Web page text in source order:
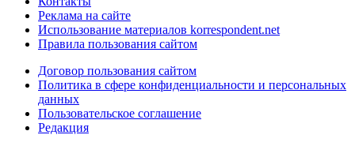
Реклама на сайте
Использование материалов korrespondent.net
Правила пользования сайтом
Договор пользования сайтом
Политика в сфере конфиденциальности и персональных
данных
Пользовательское соглашение
Редакция